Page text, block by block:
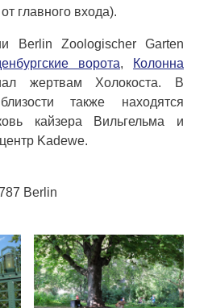
главного входа).
Berlin Zoologischer Garten
ворота,
Колонна
жертвам Холокоста. В
также находятся
кайзера Вильгельма и
Kadewe.
Berlin